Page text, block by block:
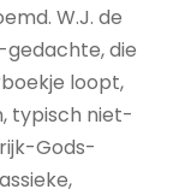
W.J. de
die
loopt,
typisch niet-
Gods-